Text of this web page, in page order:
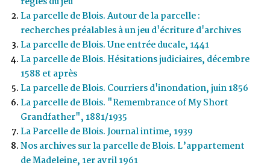
La parcelle de Blois. Autour de la parcelle :
recherches préalables à un jeu d'écriture d'archives
La parcelle de Blois. Une entrée ducale, 1441
La parcelle de Blois. Hésitations judiciaires, décembre
1588 et après
La parcelle de Blois. Courriers d'inondation, juin 1856
La parcelle de Blois. "Remembrance of My Short
Grandfather", 1881/1935
La Parcelle de Blois. Journal intime, 1939
Nos archives sur la parcelle de Blois. L’appartement
de Madeleine, 1er avril 1961